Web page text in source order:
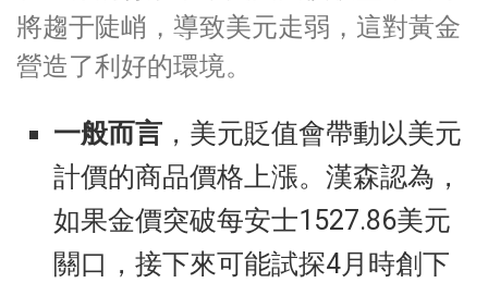
將趨于陡峭，導致美元走弱，這對黃金
營造了利好的環境。
一般而言 ，美元貶值會帶動以美元
計價的商品價格上漲。漢森認為，
如果金價突破每安士1527.86美元
關口，接下來可能試探4月時創下